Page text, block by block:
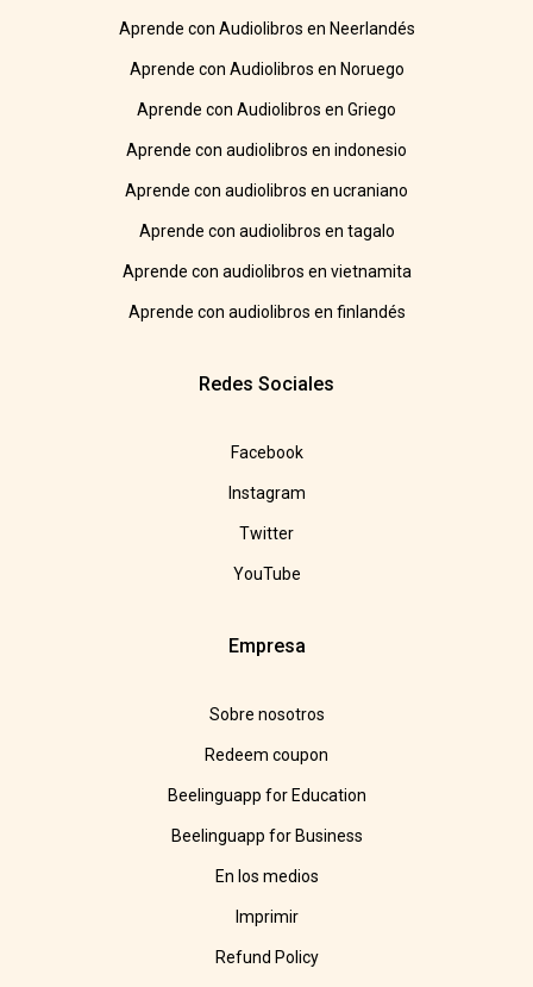
Aprende con Audiolibros en Neerlandés
Aprende con Audiolibros en Noruego
Aprende con Audiolibros en Griego
Aprende con audiolibros en indonesio
Aprende con audiolibros en ucraniano
Aprende con audiolibros en tagalo
Aprende con audiolibros en vietnamita
Aprende con audiolibros en finlandés
Redes Sociales
Facebook
Instagram
Twitter
YouTube
Empresa
Sobre nosotros
Redeem coupon
Beelinguapp for Education
Beelinguapp for Business
En los medios
Imprimir
Refund Policy